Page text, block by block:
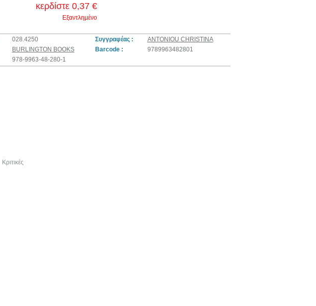
κερδίστε 0,37 €
Εξαντλημένο
028.4250 Συγγραφέας :
ANTONIOU CHRISTINA
BURLINGTON BOOKS Barcode :
9789963482801
978-9963-48-280-1
Κριτικές